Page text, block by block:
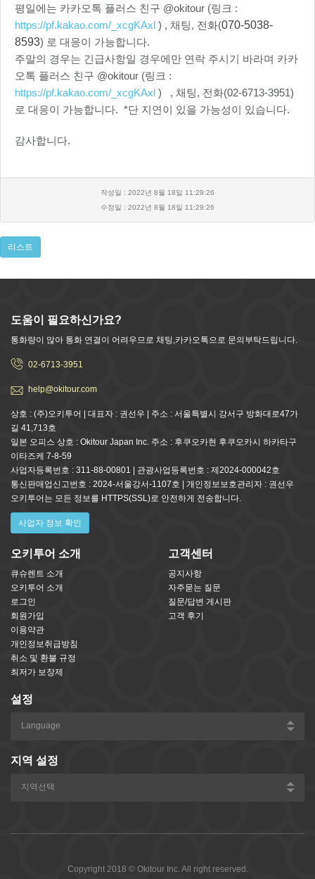
평일에는 카카오톡 플러스 친구 @okitour (링크 :
https://pf.kakao.com/_xcgKAxl ) , 채팅, 전화(070-5038-
8593) 로 대응이 가능합니다.
주말의 경우는 긴급사항일 경우에만 연락 주시기 바라며 카카
오톡 플러스 친구 @okitour (링크 :
https://pf.kakao.com/_xcgKAxl ) , 채팅, 전화(02-6713-3951)
로 대응이 가능합니다. *단 지연이 있을 가능성이 있습니다.
감사합니다.
작성일 : 2022년 8월 18일 11:29:26
수정일 : 2022년 8월 18일 11:29:26
리스트
도움이 필요하신가요?
통화량이 많아 통화 연결이 어려우므로 채팅,카카오톡으로 문의부탁드립니다.
02-6713-3951
help@okitour.com
상호 : (주)오키투어 | 대표자 : 권선우 | 주소 : 서울특별시 강서구 방화대로47가
길 41,713호
일본 오피스 상호 : Okitour Japan Inc. 주소 : 후쿠오카현 후쿠오카시 하카타구
이타즈케 7-8-59
사업자등록번호 : 311-88-00801 | 관광사업등록번호 : 제2024-000042호
통신판매업신고번호 : 2024-서울강서-1107호 | 개인정보보호관리자 : 권선우
오키투어는 모든 정보를 HTTPS(SSL)로 안전하게 전송합니다.
사업자 정보 확인
오키투어 소개
큐슈렌트 소개
오키투어 소개
로그인
회원가입
이용약관
개인정보취급방침
취소 및 환불 규정
최저가 보장제
고객센터
공지사항
자주묻는 질문
질문/답변 게시판
고객 후기
설정
지역 설정
Copyright 2018 © Okitour Inc. All right reserved.